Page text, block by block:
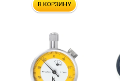
В КОРЗИНУ